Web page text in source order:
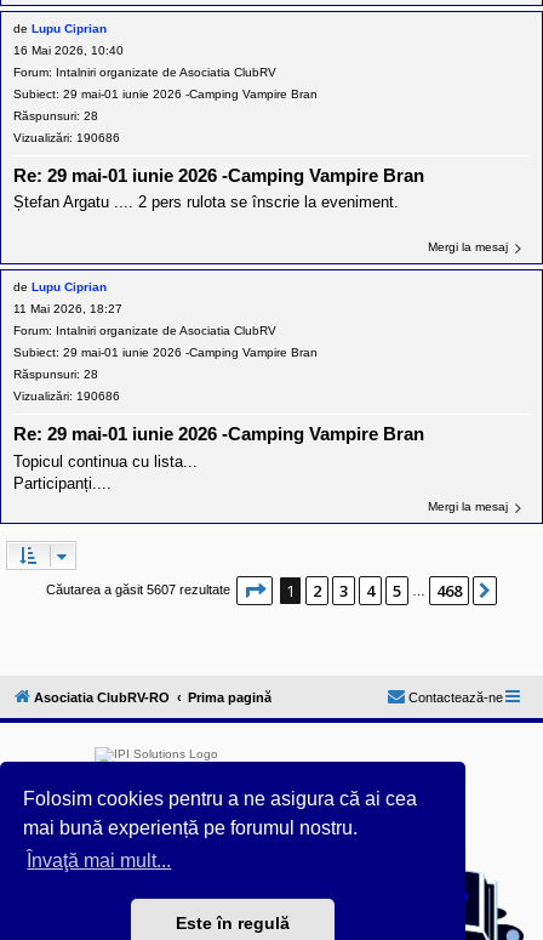
Folosim cookies pentru a ne asigura că ai cea
mai bună experiență pe forumul nostru.
Învaţă mai mult...
Este în regulă
de Lupu Ciprian
16 Mai 2026, 10:40
Forum: Intalniri organizate de Asociatia ClubRV
Subiect: 29 mai-01 iunie 2026 -Camping Vampire Bran
Răspunsuri: 28
Vizualizări: 190686
Re: 29 mai-01 iunie 2026 -Camping Vampire Bran
Ștefan Argatu .... 2 pers rulota se înscrie la eveniment.
Mergi la mesaj
de Lupu Ciprian
11 Mai 2026, 18:27
Forum:
Intalniri organizate de Asociatia ClubRV
Subiect: 29 mai-01 iunie 2026 -Camping Vampire Bran
Răspunsuri: 28
Vizualizări: 190686
Re: 29 mai-01 iunie 2026 -Camping Vampire Bran
Topicul continua cu lista...
Participanți....
Mergi la mesaj
Căutarea a găsit 5607 rezultate Pagina din 468
1 2 3 4 5 468
Asociatia ClubRV-RO Prima pagină Contactează-ne
Furnizat de phpBB® Forum Software © phpBB Limited
Style ProsilverSlideEdition created by Talk19Zehn OnGray-